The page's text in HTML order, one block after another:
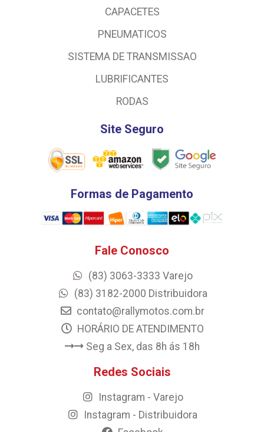
CAPACETES
PNEUMATICOS
SISTEMA DE TRANSMISSAO
LUBRIFICANTES
RODAS
Site Seguro
Formas de Pagamento
Fale Conosco
(83) 3063-3333 Varejo
(83) 3182-2000 Distribuidora
contato@rallymotos.com.br
HORÁRIO DE ATENDIMENTO
Seg a Sex, das 8h ás 18h
Redes Sociais
Instagram - Varejo
Instagram - Distribuidora